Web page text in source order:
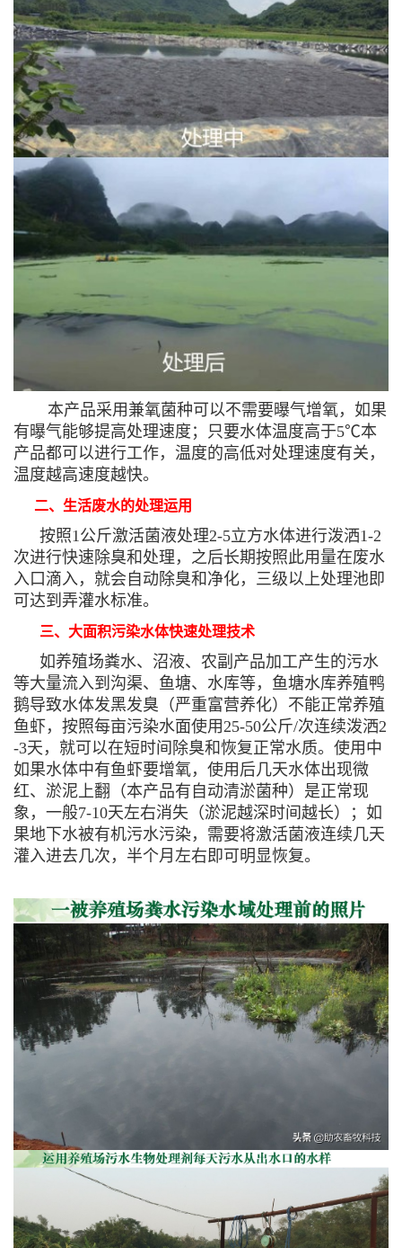
本产品采用兼氧菌种可以不需要曝气增氧，如果
有曝气能够提高处理速度；只要水体温度高于5℃本
产品都可以进行工作，温度的高低对处理速度有关，
温度越高速度越快。
二、生活废水的处理运用
按照1公斤激活菌液处理2-5立方水体进行泼洒1-2
次进行快速除臭和处理，之后长期按照此用量在废水
入口滴入，就会自动除臭和净化，三级以上处理池即
可达到弄灌水标准。
三、大面积污染水体快速处理技术
如养殖场粪水、沼液、农副产品加工产生的污水
等大量流入到沟渠、鱼塘、水库等，鱼塘水库养殖鸭
鹅导致水体发黑发臭（严重富营养化）不能正常养殖
鱼虾，按照每亩污染水面使用25-50公斤/次连续泼洒2
-3天，就可以在短时间除臭和恢复正常水质。使用中
如果水体中有鱼虾要增氧，使用后几天水体出现微
红、淤泥上翻（本产品有自动清淤菌种）是正常现
象，一般7-10天左右消失（淤泥越深时间越长）；如
果地下水被有机污水污染，需要将激活菌液连续几天
灌入进去几次，半个月左右即可明显恢复。